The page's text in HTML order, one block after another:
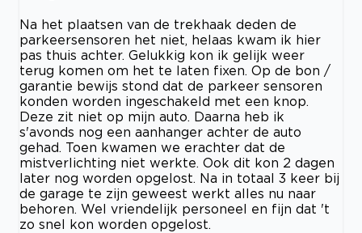
Na het plaatsen van de trekhaak deden de
parkeersensoren het niet, helaas kwam ik hier
pas thuis achter. Gelukkig kon ik gelijk weer
terug komen om het te laten fixen. Op de bon /
garantie bewijs stond dat de parkeer sensoren
konden worden ingeschakeld met een knop.
Deze zit niet op mijn auto. Daarna heb ik
s'avonds nog een aanhanger achter de auto
gehad. Toen kwamen we erachter dat de
mistverlichting niet werkte. Ook dit kon 2 dagen
later nog worden opgelost. Na in totaal 3 keer bij
de garage te zijn geweest werkt alles nu naar
behoren. Wel vriendelijk personeel en fijn dat 't
zo snel kon worden opgelost.